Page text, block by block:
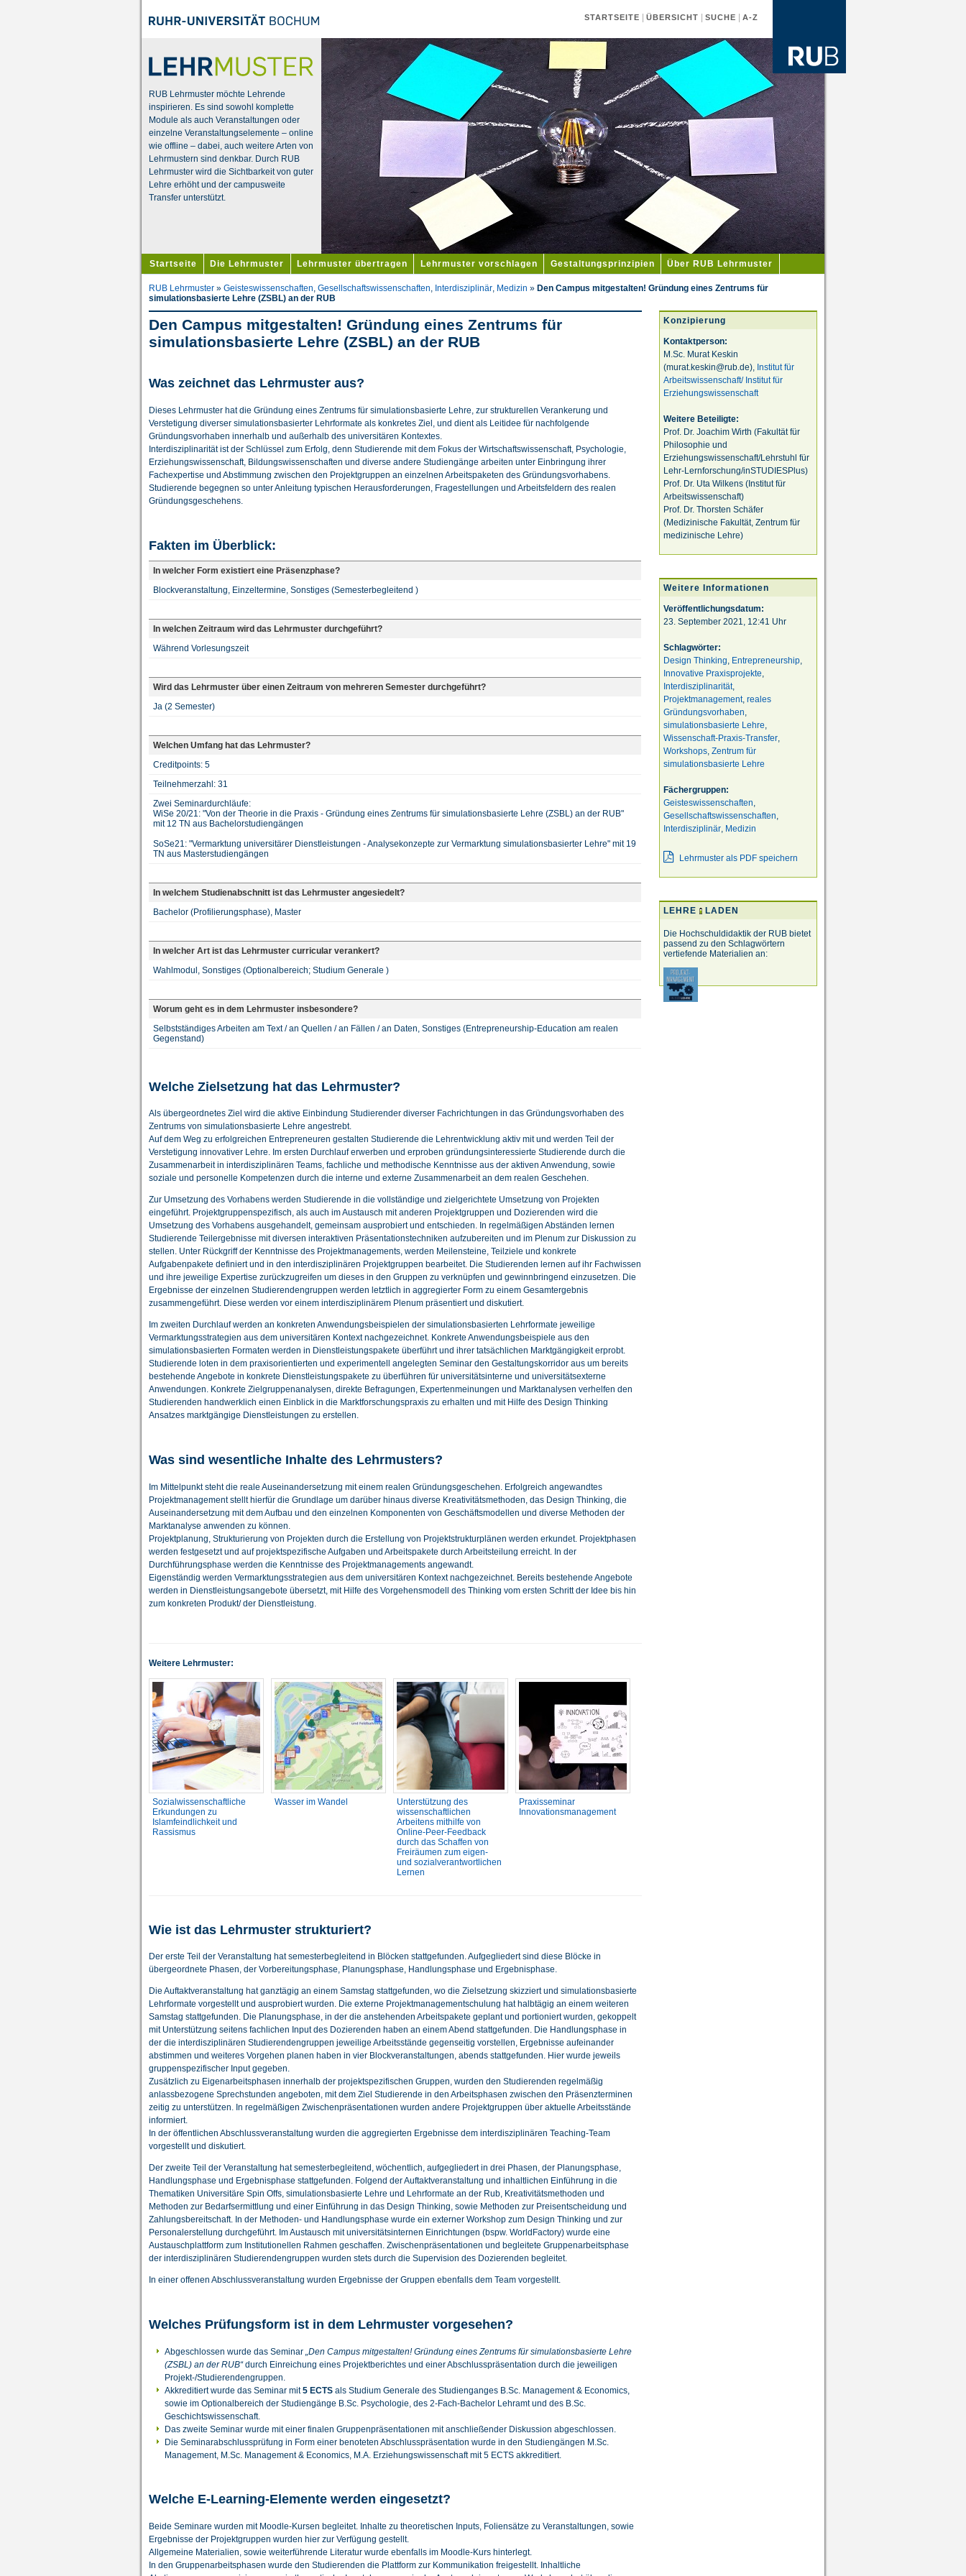
STARTSEITE ÜBERSICHT SUCHE A-Z
RUB Lehrmuster möchte Lehrende
inspirieren. Es sind sowohl komplette
Module als auch Veranstaltungen oder
einzelne Veranstaltungselemente – online
wie offline – dabei, auch weitere Arten von
Lehrmustern sind denkbar. Durch RUB
Lehrmuster wird die Sichtbarkeit von guter
Lehre erhöht und der campusweite
Transfer unterstützt.
Startseite Die Lehrmuster Lehrmuster übertragen Lehrmuster vorschlagen Gestaltungsprinzipien Über RUB Lehrmuster
RUB Lehrmuster » Geisteswissenschaften Gesellschaftswissenschaften Interdisziplinär Medizin » Den Campus mitgestalten! Gründung eines Zentrums für
simulationsbasierte Lehre (ZSBL) an der RUB
Den Campus mitgestalten! Gründung eines Zentrums für
simulationsbasierte Lehre (ZSBL) an der RUB
Was zeichnet das Lehrmuster aus?
Dieses Lehrmuster hat die Gründung eines Zentrums für simulationsbasierte Lehre, zur strukturellen Verankerung und
Verstetigung diverser simulationsbasierter Lehrformate als konkretes Ziel, und dient als Leitidee für nachfolgende
Gründungsvorhaben innerhalb und außerhalb des universitären Kontextes.
Interdisziplinarität ist der Schlüssel zum Erfolg, denn Studierende mit dem Fokus der Wirtschaftswissenschaft, Psychologie,
Erziehungswissenschaft, Bildungswissenschaften und diverse andere Studiengänge arbeiten unter Einbringung ihrer
Fachexpertise und Abstimmung zwischen den Projektgruppen an einzelnen Arbeitspaketen des Gründungsvorhabens.
Studierende begegnen so unter Anleitung typischen Herausforderungen, Fragestellungen und Arbeitsfeldern des realen
Gründungsgeschehens.
Fakten im Überblick:
In welcher Form existiert eine Präsenzphase?
Blockveranstaltung, Einzeltermine, Sonstiges (Semesterbegleitend )
In welchen Zeitraum wird das Lehrmuster durchgeführt?
Während Vorlesungszeit
Wird das Lehrmuster über einen Zeitraum von mehreren Semester durchgeführt?
Ja (2 Semester)
Welchen Umfang hat das Lehrmuster?
Creditpoints: 5
Teilnehmerzahl: 31
Zwei Seminardurchläufe:
WiSe 20/21: "Von der Theorie in die Praxis - Gründung eines Zentrums für simulationsbasierte Lehre (ZSBL) an der RUB"
mit 12 TN aus Bachelorstudiengängen
SoSe21: "Vermarktung universitärer Dienstleistungen - Analysekonzepte zur Vermarktung simulationsbasierter Lehre" mit 19
TN aus Masterstudiengängen
In welchem Studienabschnitt ist das Lehrmuster angesiedelt?
Bachelor (Profilierungsphase), Master
In welcher Art ist das Lehrmuster curricular verankert?
Wahlmodul, Sonstiges (Optionalbereich; Studium Generale )
Worum geht es in dem Lehrmuster insbesondere?
Selbstständiges Arbeiten am Text / an Quellen / an Fällen / an Daten, Sonstiges (Entrepreneurship-Education am realen
Gegenstand)
Welche Zielsetzung hat das Lehrmuster?
Als übergeordnetes Ziel wird die aktive Einbindung Studierender diverser Fachrichtungen in das Gründungsvorhaben des
Zentrums von simulationsbasierte Lehre angestrebt.
Auf dem Weg zu erfolgreichen Entrepreneuren gestalten Studierende die Lehrentwicklung aktiv mit und werden Teil der
Verstetigung innovativer Lehre. Im ersten Durchlauf erwerben und erproben gründungsinteressierte Studierende durch die
Zusammenarbeit in interdisziplinären Teams, fachliche und methodische Kenntnisse aus der aktiven Anwendung, sowie
soziale und personelle Kompetenzen durch die interne und externe Zusammenarbeit an dem realen Geschehen.
Zur Umsetzung des Vorhabens werden Studierende in die vollständige und zielgerichtete Umsetzung von Projekten
eingeführt. Projektgruppenspezifisch, als auch im Austausch mit anderen Projektgruppen und Dozierenden wird die
Umsetzung des Vorhabens ausgehandelt, gemeinsam ausprobiert und entschieden. In regelmäßigen Abständen lernen
Studierende Teilergebnisse mit diversen interaktiven Präsentationstechniken aufzubereiten und im Plenum zur Diskussion zu
stellen. Unter Rückgriff der Kenntnisse des Projektmanagements, werden Meilensteine, Teilziele und konkrete
Aufgabenpakete definiert und in den interdisziplinären Projektgruppen bearbeitet. Die Studierenden lernen auf ihr Fachwissen
und ihre jeweilige Expertise zurückzugreifen um dieses in den Gruppen zu verknüpfen und gewinnbringend einzusetzen. Die
Ergebnisse der einzelnen Studierendengruppen werden letztlich in aggregierter Form zu einem Gesamtergebnis
zusammengeführt. Diese werden vor einem interdisziplinärem Plenum präsentiert und diskutiert.
Im zweiten Durchlauf werden an konkreten Anwendungsbeispielen der simulationsbasierten Lehrformate jeweilige
Vermarktungsstrategien aus dem universitären Kontext nachgezeichnet. Konkrete Anwendungsbeispiele aus den
simulationsbasierten Formaten werden in Dienstleistungspakete überführt und ihrer tatsächlichen Marktgängigkeit erprobt.
Studierende loten in dem praxisorientierten und experimentell angelegten Seminar den Gestaltungskorridor aus um bereits
bestehende Angebote in konkrete Dienstleistungspakete zu überführen für universitätsinterne und universitätsexterne
Anwendungen. Konkrete Zielgruppenanalysen, direkte Befragungen, Expertenmeinungen und Marktanalysen verhelfen den
Studierenden handwerklich einen Einblick in die Marktforschungspraxis zu erhalten und mit Hilfe des Design Thinking
Ansatzes marktgängige Dienstleistungen zu erstellen.
Was sind wesentliche Inhalte des Lehrmusters?
Im Mittelpunkt steht die reale Auseinandersetzung mit einem realen Gründungsgeschehen. Erfolgreich angewandtes
Projektmanagement stellt hierfür die Grundlage um darüber hinaus diverse Kreativitätsmethoden, das Design Thinking, die
Auseinandersetzung mit dem Aufbau und den einzelnen Komponenten von Geschäftsmodellen und diverse Methoden der
Marktanalyse anwenden zu können.
Projektplanung, Strukturierung von Projekten durch die Erstellung von Projektstrukturplänen werden erkundet. Projektphasen
werden festgesetzt und auf projektspezifische Aufgaben und Arbeitspakete durch Arbeitsteilung erreicht. In der
Durchführungsphase werden die Kenntnisse des Projektmanagements angewandt.
Eigenständig werden Vermarktungsstrategien aus dem universitären Kontext nachgezeichnet. Bereits bestehende Angebote
werden in Dienstleistungsangebote übersetzt, mit Hilfe des Vorgehensmodell des Thinking vom ersten Schritt der Idee bis hin
zum konkreten Produkt/ der Dienstleistung.
Weitere Lehrmuster:
Sozialwissenschaftliche
Erkundungen zu
Islamfeindlichkeit und
Rassismus
Wasser im Wandel
Unterstützung des
wissenschaftlichen
Arbeitens mithilfe von
Online-Peer-Feedback
durch das Schaffen von
Freiräumen zum eigen-
und sozialverantwortlichen
Lernen
Praxisseminar
Innovationsmanagement
Wie ist das Lehrmuster strukturiert?
Der erste Teil der Veranstaltung hat semesterbegleitend in Blöcken stattgefunden. Aufgegliedert sind diese Blöcke in
übergeordnete Phasen, der Vorbereitungsphase, Planungsphase, Handlungsphase und Ergebnisphase.
Die Auftaktveranstaltung hat ganztägig an einem Samstag stattgefunden, wo die Zielsetzung skizziert und simulationsbasierte
Lehrformate vorgestellt und ausprobiert wurden. Die externe Projektmanagementschulung hat halbtägig an einem weiteren
Samstag stattgefunden. Die Planungsphase, in der die anstehenden Arbeitspakete geplant und portioniert wurden, gekoppelt
mit Unterstützung seitens fachlichen Input des Dozierenden haben an einem Abend stattgefunden. Die Handlungsphase in
der die interdisziplinären Studierendengruppen jeweilige Arbeitsstände gegenseitig vorstellen, Ergebnisse aufeinander
abstimmen und weiteres Vorgehen planen haben in vier Blockveranstaltungen, abends stattgefunden. Hier wurde jeweils
gruppenspezifischer Input gegeben.
Zusätzlich zu Eigenarbeitsphasen innerhalb der projektspezifischen Gruppen, wurden den Studierenden regelmäßig
anlassbezogene Sprechstunden angeboten, mit dem Ziel Studierende in den Arbeitsphasen zwischen den Präsenzterminen
zeitig zu unterstützen. In regelmäßigen Zwischenpräsentationen wurden andere Projektgruppen über aktuelle Arbeitsstände
informiert.
In der öffentlichen Abschlussveranstaltung wurden die aggregierten Ergebnisse dem interdisziplinären Teaching-Team
vorgestellt und diskutiert.
Der zweite Teil der Veranstaltung hat semesterbegleitend, wöchentlich, aufgegliedert in drei Phasen, der Planungsphase,
Handlungsphase und Ergebnisphase stattgefunden. Folgend der Auftaktveranstaltung und inhaltlichen Einführung in die
Thematiken Universitäre Spin Offs, simulationsbasierte Lehre und Lehrformate an der Rub, Kreativitätsmethoden und
Methoden zur Bedarfsermittlung und einer Einführung in das Design Thinking, sowie Methoden zur Preisentscheidung und
Zahlungsbereitschaft. In der Methoden- und Handlungsphase wurde ein externer Workshop zum Design Thinking und zur
Personalerstellung durchgeführt. Im Austausch mit universitätsinternen Einrichtungen (bspw. WorldFactory) wurde eine
Austauschplattform zum Institutionellen Rahmen geschaffen. Zwischenpräsentationen und begleitete Gruppenarbeitsphase
der interdisziplinären Studierendengruppen wurden stets durch die Supervision des Dozierenden begleitet.
In einer offenen Abschlussveranstaltung wurden Ergebnisse der Gruppen ebenfalls dem Team vorgestellt.
Welches Prüfungsform ist in dem Lehrmuster vorgesehen?
Abgeschlossen wurde das Seminar „Den Campus mitgestalten! Gründung eines Zentrums für simulationsbasierte Lehre
(ZSBL) an der RUB“durch Einreichung eines Projektberichtes und einer Abschlusspräsentation durch die jeweiligen
Projekt-/Studierendengruppen.
Akkreditiert wurde das Seminar mit5 ECTSals Studium Generale des Studienganges B.Sc. Management & Economics,
sowie im Optionalbereich der Studiengänge B.Sc. Psychologie, des 2-Fach-Bachelor Lehramt und des B.Sc.
Geschichtswissenschaft.
Das zweite Seminar wurde mit einer finalen Gruppenpräsentationen mit anschließender Diskussion abgeschlossen.
Die Seminarabschlussprüfung in Form einer benoteten Abschlusspräsentation wurde in den Studiengängen M.Sc.
Management, M.Sc. Management & Economics, M.A. Erziehungswissenschaft mit 5 ECTS akkreditiert.
Welche E-Learning-Elemente werden eingesetzt?
Beide Seminare wurden mit Moodle-Kursen begleitet. Inhalte zu theoretischen Inputs, Foliensätze zu Veranstaltungen, sowie
Ergebnisse der Projektgruppen wurden hier zur Verfügung gestellt.
Allgemeine Materialien, sowie weiterführende Literatur wurde ebenfalls im Moodle-Kurs hinterlegt.
In den Gruppenarbeitsphasen wurde den Studierenden die Plattform zur Kommunikation freigestellt. Inhaltliche
Konzipierung
Kontaktperson:
M.Sc. Murat Keskin
(murat.keskin@rub.de), Institut für
Arbeitswissenschaft/ Institut für
Erziehungswissenschaft
Weitere Beteiligte:
Prof. Dr. Joachim Wirth (Fakultät für
Philosophie und
Erziehungswissenschaft/Lehrstuhl für
Lehr-Lernforschung/inSTUDIESPlus)
Prof. Dr. Uta Wilkens (Institut für
Arbeitswissenschaft)
Prof. Dr. Thorsten Schäfer
(Medizinische Fakultät, Zentrum für
medizinische Lehre)
Weitere Informationen
Veröffentlichungsdatum:
23. September 2021, 12:41 Uhr
Schlagwörter:
Design Thinking Entrepreneurship,
Innovative Praxisprojekte
Interdisziplinarität,
Projektmanagement, reales
Gründungsvorhaben
simulationsbasierte Lehre
Wissenschaft-Praxis-Transfer,
Workshops, Zentrum für
simulationsbasierte Lehre
Fächergruppen:
Geisteswissenschaften
Gesellschaftswissenschaften
Interdisziplinär, Medizin
Lehrmuster als PDF speichern
LEHRE LADEN
Die Hochschuldidaktik der RUB bietet
passend zu den Schlagwörtern
vertiefende Materialien an: